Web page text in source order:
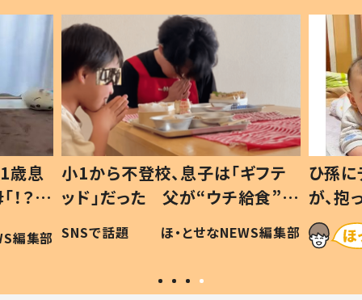
歳息
？」
編集部
小1から不登校、息子は「ギフテ
ッド」だった 父が“ウチ給食”を
作り続ける理由とは #令和の親
#令和の子
SNSで話題 ほ・とせなNEWS編集部
ひ孫
が、
「涙が
い」